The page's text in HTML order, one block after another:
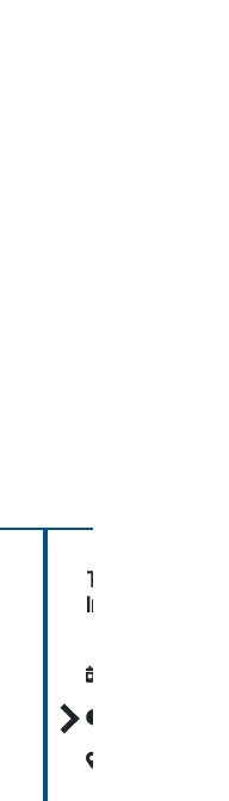
Talend Big
Integration